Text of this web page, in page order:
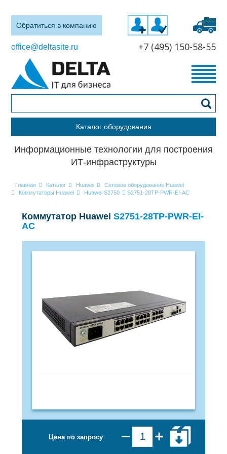
Обратиться в компанию
office@deltasite.ru +7 (495) 150-58-55
Каталог оборудования
Информационные технологии для построения
ИТ-инфраструктуры
Главная Каталог Huawei
Сетевое оборудование Huawei
Коммутаторы Huawei
Huawei S2750 S2751-28TP-PWR-EI-AC
Коммутатор Huawei S2751-28TP-PWR-EI-
AC
Цена по запросу